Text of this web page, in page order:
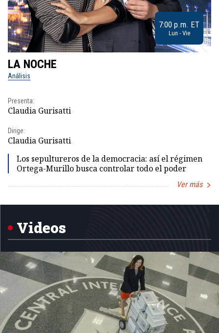
7:00 p.m. ET
Lun - Vie
LA NOCHE
Análisis
Presenta:
Claudia Gurisatti
Dirige:
Claudia Gurisatti
Los sepultureros de la democracia: así el régimen
Ortega-Murillo busca controlar todo el poder
Ver más
1
Videos